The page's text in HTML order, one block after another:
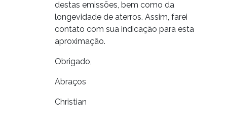
destas emissões, bem como da
longevidade de aterros. Assim, farei
contato com sua indicação para esta
aproximação.
Obrigado,
Abraços
Christian